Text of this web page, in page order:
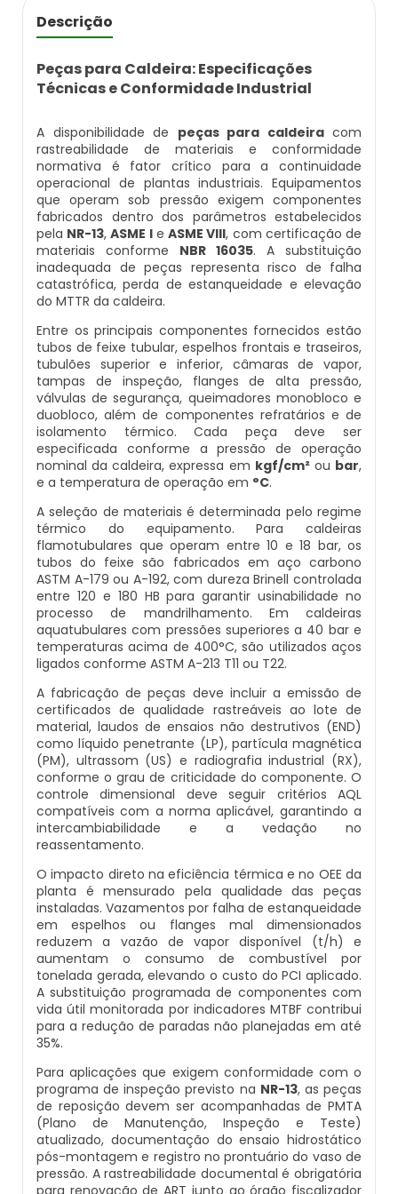
Caldeira Fogotubular Horizontal
Caldeira Fogotubular Vertical
Caldeira Horizontal
Caldeira Industrial
Caldeira Industrial A Gás
Caldeira Industrial A Lenha
Caldeira Industrial Preço
Caldeira Vertical
Caldeiraria De Fabricação E Montagem
Caldeiraria E Montagem Industrial
Caldeiraria Industrial
Caldeiraria Pesada
Caldeiras De Recuperação De Calor
Caldeiras E Aquecedores
Caldeiras E Vasos De Pressão
Comprar Caldeira
Controle E Automação De Caldeiras
Curso De Segurança Na Operação De
Curso Operação De Caldeira
Curso Treinamento De Segurança Na
Economizador Para Caldeiras
Empresa De Serviços Caldeiraria
Fabricante De Tubos Para Caldeira
Inspeção De Caldeiras E Vasos De Pressão
Inspeção De Caldeiras Flamotubulares
Inspeção De Caldeiras Preço
Inspeção De Caldeiras Profissional
Inspeção De Integridade De Caldeiras
Inspeção De Integridade Em Caldeiras
Inspeção De Segurança Caldeira
Inspeção De Segurança De Caldeiras
Inspeção De Segurança Em Caldeiras
Inspeção De Segurança Em Caldeiras E
Inspeção De Segurança Em Vasos De
Inspeção Dimensional De Caldeiraria
Inspeção Dimensional De Caldeiraria E
Inspeção Em Caldeiras
Inspeção Em Caldeiras Aquatubulares
Inspeção Inicial Em Caldeiras
Inspeção Nas Caldeiras
Inspeção Periodica Em Caldeiras
Manutenção E Inspeção De Caldeiras
Plano De Inspeção De Caldeiras
Prestadores De Serviços Em Inspeção De
Profissionais Para Inspecionar Caldeiras
Profissionais Que Inspecionam Caldeiras
Manutenção De Caldeiras
Manutenção De Caldeiras A Gásoleo
Manutenção De Caldeiras A Lenha
Manutenção De Caldeiras A Vapor
Manutenção De Caldeiras E Aquecedores
Manutenção De Caldeiras Em Sp
Manutenção De Caldeiras Industriais
Manutenção Em Caldeiras De Alta Pressão
Manutenção Preventiva Caldeiras
Montagem Caldeiras
Montagem De Caldeiras
Montagem De Caldeiras A Vapor
Montagem De Caldeiras Preço
Montagem De Caldeiras A Gás
Montagem De Caldeiras A Lenha
Montagem De Caldeiras A Pellets
Montagem De Caldeiras De Aquecimento
Montagem De Caldeiras Empresa
Preço Montagem De Caldeira A Gás
Preço Montagem De Caldeira A Lenha
Preço Montagem De Caldeira A Vapor
Preço Montagem De Caldeira De
Preço Montagem De Caldeira Gás Natural
Caldeira A Vapor Pequena
Caldeira A Vapor Preço
Caldeira A Vapor Vertical
Caldeira De Vapor
Caldeira De Vapor A Gás
Caldeira De Vapor A Venda
Caldeira De Vapor Eletrica
Caldeira Em Vapor
Caldeira Geradora De Vapor A Lenha
Caldeira Locomotiva A Vapor
Caldeira Usada A Venda
Caldeira Vapor A Lenha
Compra E Venda De Caldeiras Usadas
Comprar Caldeira A Vapor
Comprar Caldeira De Vapor
Distribuidor De Caldeira A Vapor
Empresa De Caldeira A Vapor
Fabrica De Caldeira A Vapor
Fabricante De Caldeira A Vapor
Ferro Com Caldeira A Vapor
Fornecedor De Caldeira A Vapor
Onde Comprar Caldeira A Vapor
Peças Para Caldeira A Vapor
Caldeira A Gás Usada
Caldeira A Gás Vulcano
Caldeira De Aquecimento A Gás
Caldeira De Aquecimento Central A Gás
Caldeira Mural A Gás
Caldeira Mural A Gás Preço
Caldeira Mural A Gás Roca
Comprar Caldeira A Gás
Cotação De Caldeira A Gás
Distribuidor De Caldeira A Gás
Empresa De Caldeira A Gás
Empresa De Manutenção De Caldeira A Gás
Fornecedor De Caldeira A Gás
Manutenção De Caldeira A Gás
Onde Comprar Caldeira A Gás
Peças Para Caldeira A Gás
Queimador De Caldeira A Gás
Queimador Para Caldeira A Gás
Serviço De Manutenção Caldeira A Gás
Valor Caldeira A Gás
Venda Caldeira A Gás
Peças De Caldeiras
Melhor Caldeira Gás Natural
Descrição
Peças para Caldeira: Especificações
Técnicas e Conformidade Industrial
A disponibilidade de peças para caldeiracom
rastreabilidade de materiais e conformidade
normativa é fator crítico para a continuidade
operacional de plantas industriais. Equipamentos
que operam sob pressão exigem componentes
fabricados dentro dos parâmetros estabelecidos
pela NR-13,ASME IeASME VIII, com certificação de
materiais conforme NBR 16035. A substituição
inadequada de peças representa risco de falha
catastrófica, perda de estanqueidade e elevação
do MTTR da caldeira.
Entre os principais componentes fornecidos estão
tubos de feixe tubular, espelhos frontais e traseiros,
tubulões superior e inferior, câmaras de vapor,
tampas de inspeção, flanges de alta pressão,
válvulas de segurança, queimadores monobloco e
duobloco, além de componentes refratários e de
isolamento térmico. Cada peça deve ser
especificada conforme a pressão de operação
nominal da caldeira, expressa em kgf/cm²ou bar,
e a temperatura de operação em °C.
A seleção de materiais é determinada pelo regime
térmico do equipamento. Para caldeiras
flamotubulares que operam entre 10 e 18 bar, os
tubos do feixe são fabricados em aço carbono
ASTM A-179 ou A-192, com dureza Brinell controlada
entre 120 e 180 HB para garantir usinabilidade no
processo de mandrilhamento. Em caldeiras
aquatubulares com pressões superiores a 40 bar e
temperaturas acima de 400°C, são utilizados aços
ligados conforme ASTM A-213 T11 ou T22.
A fabricação de peças deve incluir a emissão de
certificados de qualidade rastreáveis ao lote de
material, laudos de ensaios não destrutivos (END)
como líquido penetrante (LP), partícula magnética
(PM), ultrassom (US) e radiografia industrial (RX),
conforme o grau de criticidade do componente. O
controle dimensional deve seguir critérios AQL
compatíveis com a norma aplicável, garantindo a
intercambiabilidade e a vedação no
reassentamento.
O impacto direto na eficiência térmica e no OEE da
planta é mensurado pela qualidade das peças
instaladas. Vazamentos por falha de estanqueidade
em espelhos ou flanges mal dimensionados
reduzem a vazão de vapor disponível (t/h) e
aumentam o consumo de combustível por
tonelada gerada, elevando o custo do PCI aplicado.
A substituição programada de componentes com
vida útil monitorada por indicadores MTBF contribui
para a redução de paradas não planejadas em até
35%.
Para aplicações que exigem conformidade com o
programa de inspeção previsto na NR-13, as peças
de reposição devem ser acompanhadas de PMTA
(Plano de Manutenção, Inspeção e Teste)
atualizado, documentação do ensaio hidrostático
pós-montagem e registro no prontuário do vaso de
pressão. A rastreabilidade documental é obrigatória
para renovação de ART junto ao órgão fiscalizador